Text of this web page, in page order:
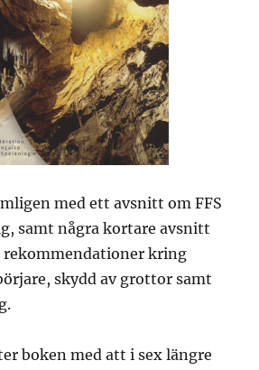
med ett avsnitt om FFS
samt några kortare avsnitt
rekommendationer kring
skydd av grottor samt
boken med att i sex längre